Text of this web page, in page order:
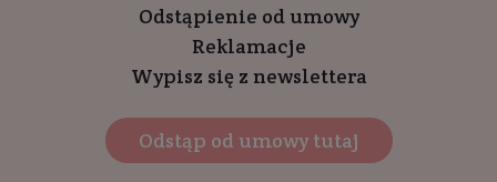
Odstąpienie od umowy
Reklamacje
Wypisz się z newslettera
Odstąp od umowy tutaj